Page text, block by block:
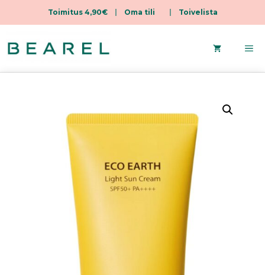
Toimitus 4,90€| Oma tili Toivelista
sisältöön